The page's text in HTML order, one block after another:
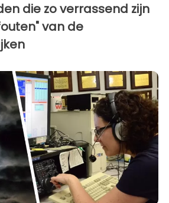
die zo verrassend zijn
van de